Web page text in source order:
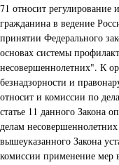
71 относит регулирование
гражданина в ведение
принятии Федерального
основах системы
несовершеннолетних". К
безнадзорности и
относит и комиссии по
статье 11 данного Закона
делам
вышеуказанного Закона
комиссии применение мер